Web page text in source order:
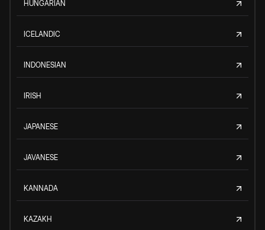
HUNGARIAN
ICELANDIC
INDONESIAN
IRISH
JAPANESE
JAVANESE
KANNADA
KAZAKH